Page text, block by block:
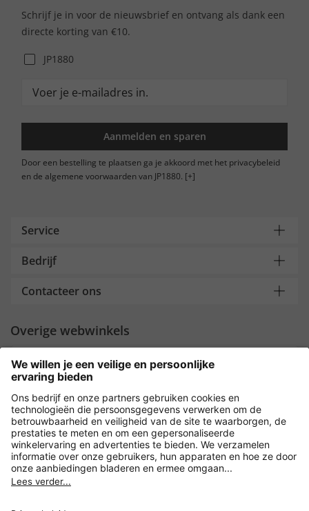
Schrijf je in voor de nieuwsbrief en ontvang als dank een
directe korting van €10.
JP1880
Aanmelden en sparen
Door een bestelling te plaatsen ga je akkoord met het privacybeleid
en de algemene voorwaarden van JP1880. [+]
Service
Bedrijf
Contacteer ons
Overige webwinkels
Nederland
Payment and Delivery
Versleuteling met